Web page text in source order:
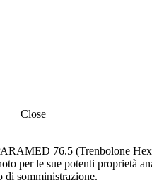
Close
76.5 (Trenbolone
per le sue potenti proprietà
di somministrazione.